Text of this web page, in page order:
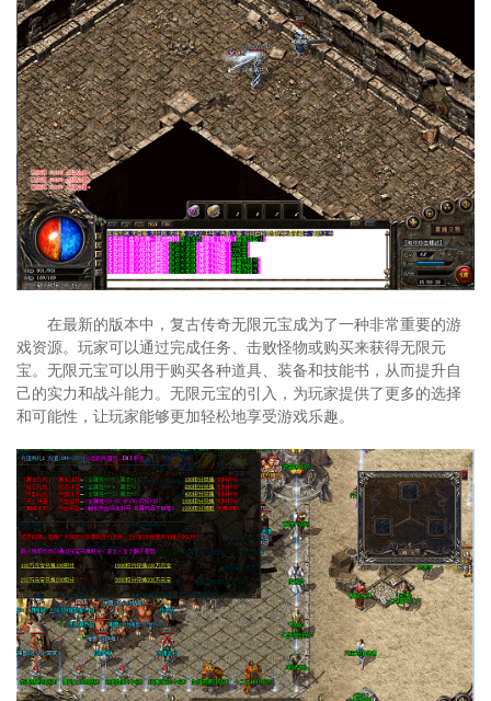
在最新的版本中，复古传奇无限元宝成为了一种非常重要的游
戏资源。玩家可以通过完成任务、击败怪物或购买来获得无限元
宝。无限元宝可以用于购买各种道具、装备和技能书，从而提升自
己的实力和战斗能力。无限元宝的引入，为玩家提供了更多的选择
和可能性，让玩家能够更加轻松地享受游戏乐趣。